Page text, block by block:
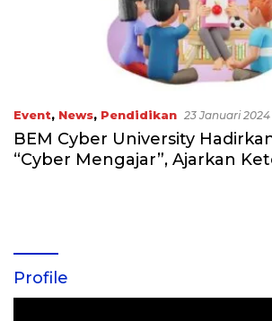
Event, News, Pendidikan 23 Januari 2024
BEM Cyber University
“Cyber Mengajar”, Ajarkan
Profile